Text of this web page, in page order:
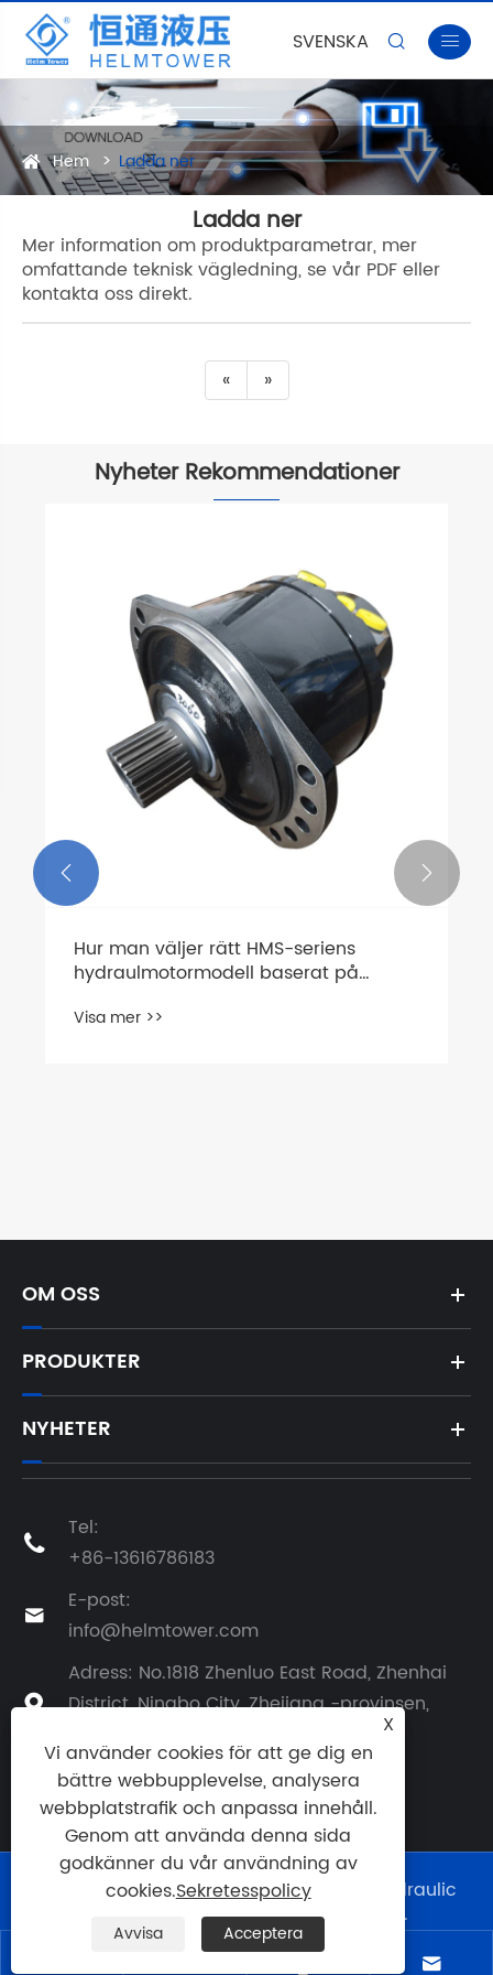
SVENSKA  
Hem Ladda ner
Ladda ner
Mer information om produktparametrar, mer
omfattande teknisk vägledning, se vår PDF eller
kontakta oss direkt.
« »
Nyheter Rekommendationer
Hur man väljer rätt HMS-seriens
hydraulmotormodell baserat på
Visa mer >>
 
OM OSS
PRODUKTER
NYHETER

Tel:
+86-13616786183

E-post:
info@helmtower.com

Adress: No.1818 Zhenluo East Road, Zhenhai
District, Ningbo City, Zhejiang -provinsen,
Copyright © 2024 Ningbo Helm Tower Hydraulic
Co., Ltd. Alla rättigheter reserverade.
Sitemap RSS | XML | Sekretesspolicy

X
Vi använder cookies för att ge dig en
bättre webbupplevelse, analysera
webbplatstrafik och anpassa innehåll.
Genom att använda denna sida
godkänner du vår användning av
cookies.Sekretesspolicy
Avvisa Acceptera